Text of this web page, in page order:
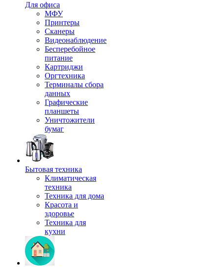
Для офиса
МФУ
Принтеры
Сканеры
Видеонаблюдение
Бесперебойное
питание
Картриджи
Оргтехника
Терминалы сбора
данных
Графические
планшеты
Уничтожители
бумаг
Бытовая техника
Климатическая
техника
Техника для дома
Красота и
здоровье
Техника для
кухни